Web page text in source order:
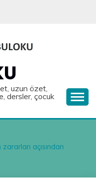
uzun özet,
dersler, çocuk
açısından